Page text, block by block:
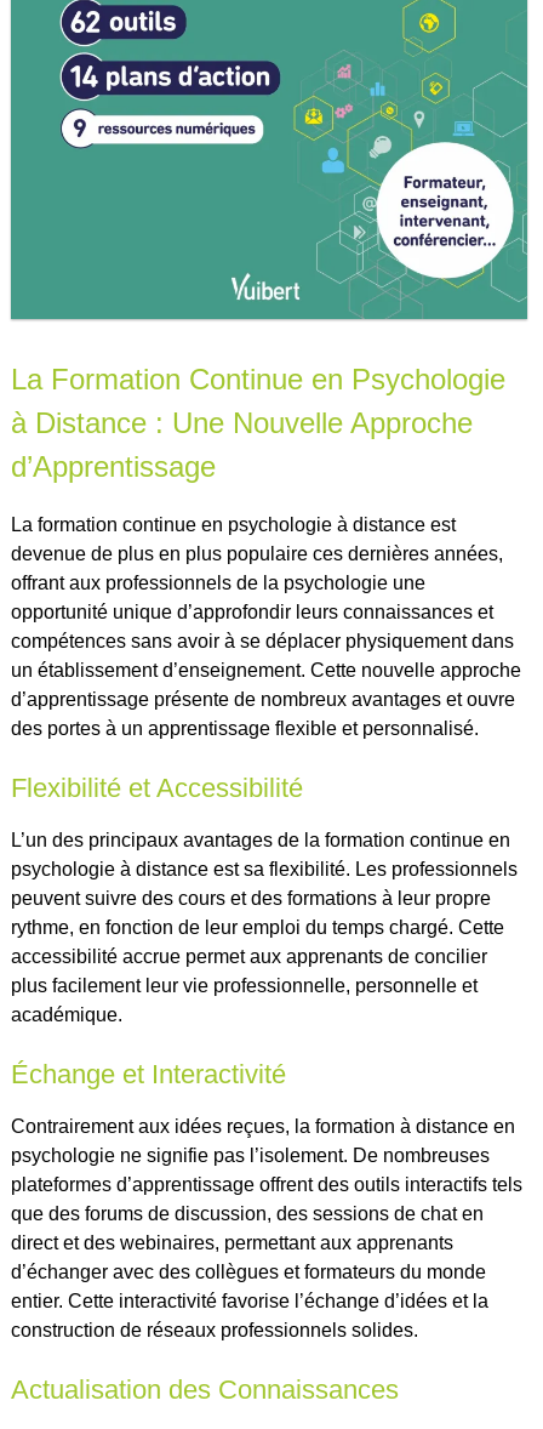
La Formation Continue en Psychologie
à Distance : Une Nouvelle Approche
d’Apprentissage
La formation continue en psychologie à distance est
devenue de plus en plus populaire ces dernières années,
offrant aux professionnels de la psychologie une
opportunité unique d’approfondir leurs connaissances et
compétences sans avoir à se déplacer physiquement dans
un établissement d’enseignement. Cette nouvelle approche
d’apprentissage présente de nombreux avantages et ouvre
des portes à un apprentissage flexible et personnalisé.
Flexibilité et Accessibilité
L’un des principaux avantages de la formation continue en
psychologie à distance est sa flexibilité. Les professionnels
peuvent suivre des cours et des formations à leur propre
rythme, en fonction de leur emploi du temps chargé. Cette
accessibilité accrue permet aux apprenants de concilier
plus facilement leur vie professionnelle, personnelle et
académique.
Échange et Interactivité
Contrairement aux idées reçues, la formation à distance en
psychologie ne signifie pas l’isolement. De nombreuses
plateformes d’apprentissage offrent des outils interactifs tels
que des forums de discussion, des sessions de chat en
direct et des webinaires, permettant aux apprenants
d’échanger avec des collègues et formateurs du monde
entier. Cette interactivité favorise l’échange d’idées et la
construction de réseaux professionnels solides.
Actualisation des Connaissances